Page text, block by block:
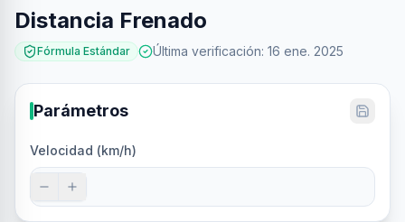
Distancia Frenado
Fórmula Estándar Última verificación: 16 ene. 2025
Parámetros
Velocidad (km/h)